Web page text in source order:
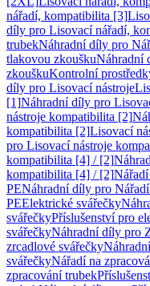
nářadí, kompatibilita [3]
díly pro Lisovací nářadí,
trubekNáhradní díly pro
tlakovou zkouškuNáhradní
zkouškuKontrolní
díly pro Lisovací nástroje
[1]Náhradní díly pro
nástroje kompatibilita [2]
kompatibilita [2]Lisovací
pro Lisovací nástroje
kompatibilita [4] / [2]
kompatibilita [4] / [2]
PENáhradní díly pro
PEElektrické svářečky
svářečkyPříslušenství pro
svářečkyNáhradní díly pro
zrcadlové svářečky
svářečkyNářadí na
zpracování trubek